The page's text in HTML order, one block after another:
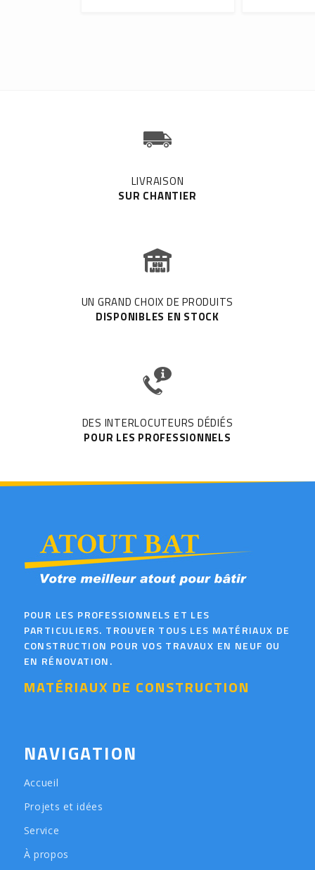
LIVRAISON
SUR CHANTIER
UN GRAND CHOIX DE PRODUITS
DISPONIBLES EN STOCK
DES INTERLOCUTEURS DÉDIÉS
POUR LES PROFESSIONNELS
POUR LES PROFESSIONNELS ET LES
PARTICULIERS. TROUVER TOUS LES MATÉRIAUX DE
CONSTRUCTION POUR VOS TRAVAUX EN NEUF OU
EN RÉNOVATION.
MATÉRIAUX DE CONSTRUCTION
NAVIGATION
Accueil
Projets et idées
Service
À propos